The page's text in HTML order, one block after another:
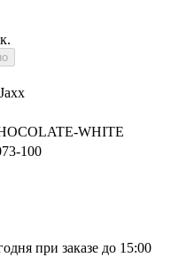
WHITE
100
при заказе до 15:00